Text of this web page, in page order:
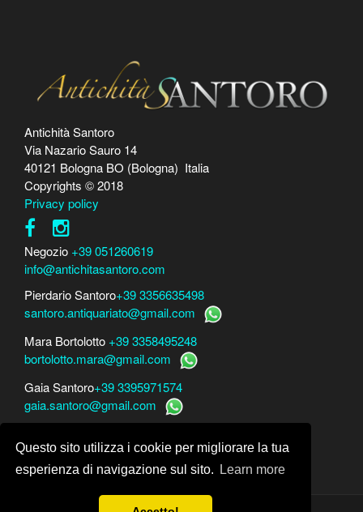
Questo sito utilizza i cookie per migliorare la tua
esperienza di navigazione sul sito.
Learn more
Antichità Santoro
Via Nazario Sauro 14
40121 Bologna BO (Bologna) Italia
Copyrights © 2018
Privacy policy
Negozio +39 051260619
info@antichitasantoro.com
Pierdario Santoro+39 3356635498
santoro.antiquariato@gmail.com
Mara Bortolotto +39 3358495248
bortolotto.mara@gmail.com
Gaia Santoro+39 3395971574
gaia.santoro@gmail.com
Mara Bortolottowww.perito-arte-antiquariato.it
Dario Santorowww.peritoarte.info